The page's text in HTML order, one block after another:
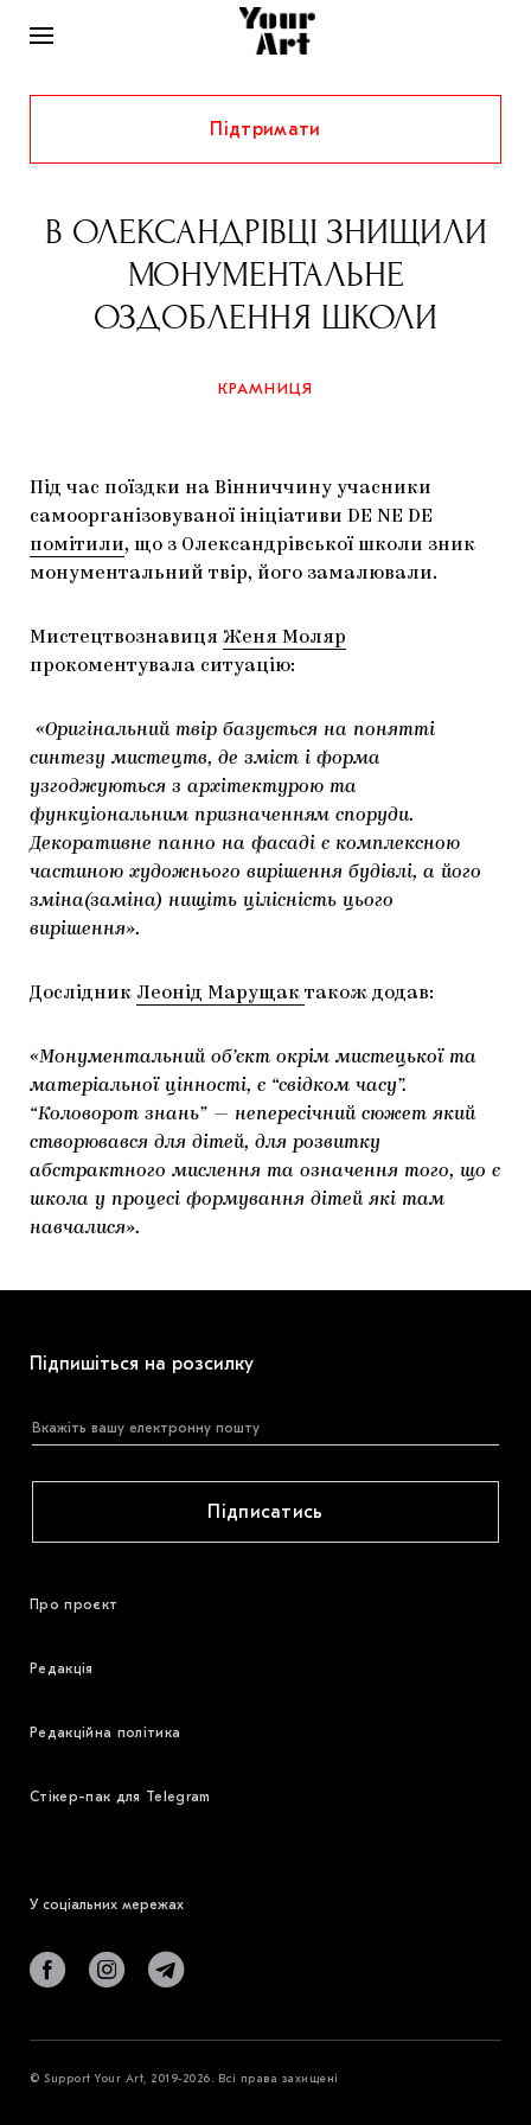
НОВИНИ
ІНТЕРВ’Ю
ХУДОЖНИКИ
КУРАТОРИ
РІДНИЙ КРАЙ
ФЕСТИВАЛІ
КОЛЕКЦІЇ
ГАЛЕРЕЇ
СТАТТІ
КОНСПЕКТИ
КНИЖКИ І ЖУРНАЛИ
ЗАПАЛЕННЯ
ЯК ПІДТРИМУВАТИ УКРАЇНСЬКЕ МИСТЕЦТВО
CARPATHIAN CULT ПРО РІЗДВЯНІ СВЯТА
КРАМНИЦЯ
Підтримати
В ОЛЕКСАНДРІВЦІ ЗНИЩИЛИ
МОНУМЕНТАЛЬНЕ
ОЗДОБЛЕННЯ ШКОЛИ
КРАМНИЦЯ
Під час поїздки на Вінниччину учасники
самоорганізовуваної ініціативи DE NE DE
помітили, що з Олександрівської школи зник
монументальний твір, його замалювали.
Мистецтвознавиця Женя Моляр
прокоментувала ситуацію:
«Оригінальний твір базується на понятті
синтезу мистецтв, де зміст і форма
узгоджуються з архітектурою та
функціональним призначенням споруди.
Декоративне панно на фасаді є комплексною
частиною художнього вирішення будівлі, а його
зміна(заміна) нищіть цілісність цього
вирішення».
Дослідник Леонід Марущак також додав:
«Монументальний об’єкт окрім мистецької та
матеріальної цінності, є “свідком часу”.
“Коловорот знань” — непересічний сюжет який
створювався для дітей, для розвитку
абстрактного мислення та означення того, що є
школа у процесі формування дітей які там
навчалися».
Підпишіться на розсилку
Підписатись
Про проєкт
Редакція
Редакційна політика
Стікер-пак для Telegram
У соціальних мережах
© Support Your Art, 2019-2026. Всі права захищені